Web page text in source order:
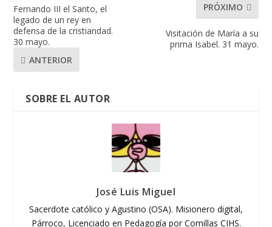
Fernando III el Santo, el
legado de un rey en
defensa de la cristiandad.
30 mayo.
ANTERIOR
PRÓXIMO
Visitación de María a su
prima Isabel. 31 mayo.
SOBRE EL AUTOR
José Luis Miguel
Sacerdote católico y Agustino (OSA). Misionero digital,
Párroco, Licenciado en Pedagogía por Comillas CIHS.